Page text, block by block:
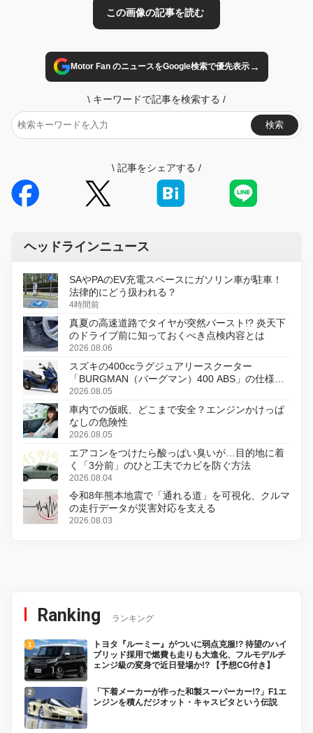
Motor Fan のニュースをGoogle検索で優先表示→
\ キーワードで記事を検索する /
検索
\ 記事をシェアする /
ヘッドラインニュース
SAやPAのEV充電スペースにガソリン車が駐車！
法律的にどう扱われる？
4時間前
真夏の高速道路でタイヤが突然バースト!? 炎天下
のドライブ前に知っておくべき点検内容とは
2026.08.06
スズキの400ccラグジュアリースクーター
「BURGMAN（バーグマン）400 ABS」の仕様を
変更し、8月18日に発売
2026.08.05
車内での仮眠、どこまで安全？エンジンかけっぱ
なしの危険性
2026.08.05
エアコンをつけたら酸っぱい臭いが…目的地に着
く「3分前」のひと工夫でカビを防ぐ方法
2026.08.04
令和8年熊本地震で「通れる道」を可視化、クルマ
の走行データが災害対応を支える
2026.08.03
Ranking ランキング
トヨタ『ルーミー』がついに弱点克服!? 待望のハイ
ブリッド採用で燃費も走りも大進化、フルモデルチ
ェンジ級の変身で近日登場か!? 【予想CG付き】
「下着メーカーが作った和製スーパーカー!?」F1エ
ンジンを積んだジオット・キャスピタという伝説